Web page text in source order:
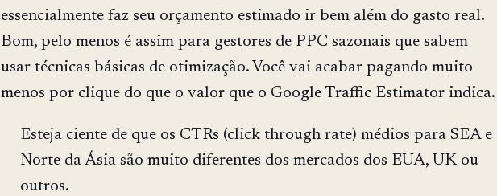
essencialmente faz seu orçamento estimado ir bem além do gasto real.
Bom, pelo menos é assim para gestores de PPC sazonais que sabem
usar técnicas básicas de otimização. Você vai acabar pagando muito
menos por clique do que o valor que o Google Traffic Estimator indica.
Esteja ciente de que os CTRs (click through rate) médios para SEA e
Norte da Ásia são muito diferentes dos mercados dos EUA, UK ou
outros.